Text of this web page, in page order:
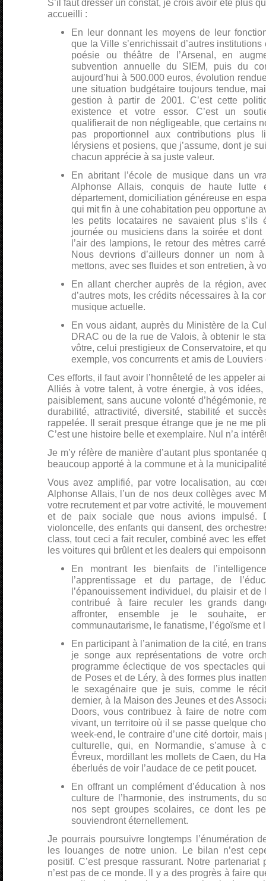
S’il faut dresser un constat, je crois avoir été plus
accueilli :
En leur donnant les moyens de leur
que la Ville s’enrichissait d’autres
poésie ou théâtre de l’Arsenal, en
subvention annuelle du SIEM, puis du
aujourd’hui à 500.000 euros, évolution
une situation budgétaire toujours tendue,
gestion à partir de 2001. C’est cette
existence et votre essor. C’est un
qualifierait de non négligeable, que certains
pas proportionnel aux contributions plus
lérysiens et posiens, que j’assume, dont je
chacun apprécie à sa juste valeur.
En abritant l’école de musique dans un
Alphonse Allais, conquis de haute
département, domiciliation généreuse en
qui mit fin à une cohabitation peu opportune
les petits locataires ne savaient plus s’ils
journée ou musiciens dans la soirée et
l’air des lampions, le retour des mètres
Nous devrions d’ailleurs donner un nom
mettons, avec ses fluides et son entretien, à
En allant chercher auprès de la région,
d’autres mots, les crédits nécessaires à la
musique actuelle.
En vous aidant, auprès du Ministère de la
DRAC ou de la rue de Valois, à obtenir le
vôtre, celui prestigieux de Conservatoire, et
exemple, vos concurrents et amis de Louviers
Ces efforts, il faut avoir l’honnêteté de les appeler
Alliés à votre talent, à votre énergie, à vos
paisiblement, sans aucune volonté d’hégémonie,
durabilité, attractivité, diversité, stabilité et
rappelée. Il serait presque étrange que je ne me
C’est une histoire belle et exemplaire. Nul n’a
Je m’y réfère de manière d’autant plus spontanée
beaucoup apporté à la commune et à la
Vous avez amplifié, par votre localisation, au
Alphonse Allais, l’un de nos deux collèges avec
votre recrutement et par votre activité, le
et de paix sociale que nous avions impulsé.
violoncelle, des enfants qui dansent, des
class, tout ceci a fait reculer, combiné avec les
les voitures qui brûlent et les dealers qui
En montrant les bienfaits de
l’apprentissage et du partage, de
l’épanouissement individuel, du plaisir et
contribué à faire reculer les grands
affronter, ensemble je le souhaite,
communautarisme, le fanatisme, l’égoïsme et
En participant à l’animation de la cité, en
je songe aux représentations de votre
programme éclectique de vos spectacles
de Poses et de Léry, à des formes plus
le sexagénaire que je suis, comme le
dernier, à la Maison des Jeunes et des
Doors, vous contribuez à faire de notre
vivant, un territoire où il se passe quelque
week-end, le contraire d’une cité dortoir,
culturelle, qui, en Normandie, s’amuse à
Évreux, mordillant les mollets de Caen, du
éberlués de voir l’audace de ce petit poucet.
En offrant un complément d’éducation à
culture de l’harmonie, des instruments, du
nos sept groupes scolaires, ce dont les
souviendront éternellement.
Je pourrais poursuivre longtemps l’énumération
les louanges de notre union. Le bilan n’est
positif. C’est presque rassurant. Notre
n’est pas de ce monde. Il y a des progrès à faire